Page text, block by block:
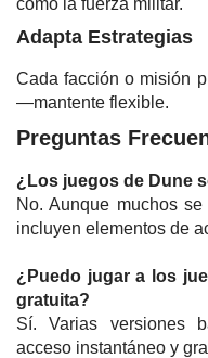
como la fuerza militar.
Adapta Estrategias
Cada facción o misión
—mantente flexible.
Preguntas
¿Los juegos de Dune
No. Aunque muchos
incluyen elementos de
¿Puedo jugar a los
gratuita?
Sí. Varias versiones
acceso instantáneo y